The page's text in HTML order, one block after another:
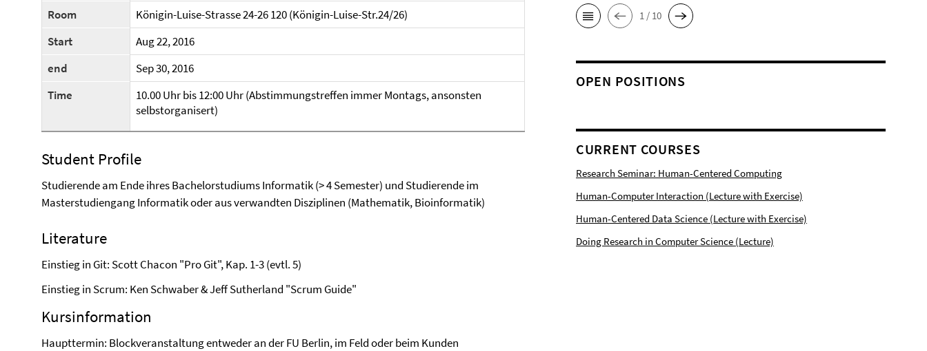
Room
Königin-Luise-Strasse 24-26 120 (Königin-Luise-Str.24/26)
Start
Aug 22, 2016
end
Sep 30, 2016
Time
10.00 Uhr bis 12:00 Uhr (Abstimmungstreffen immer Montags, ansonsten
selbstorganisert)
Student Profile
Studierende am Ende ihres Bachelorstudiums Informatik (> 4 Semester) und Studierende im
Masterstudiengang Informatik oder aus verwandten Disziplinen (Mathematik, Bioinformatik)
Literature
Einstieg in Git: Scott Chacon "Pro Git", Kap. 1-3 (evtl. 5)
Einstieg in Scrum: Ken Schwaber & Jeff Sutherland "Scrum Guide"
Kursinformation
Haupttermin: Blockveranstaltung entweder an der FU Berlin, im Feld oder beim Kunden
1 / 10
OPEN POSITIONS
CURRENT COURSES
Research Seminar: Human-Centered Computing
Human-Computer Interaction (Lecture with Exercise)
Human-Centered Data Science (Lecture with Exercise)
Doing Research in Computer Science (Lecture)